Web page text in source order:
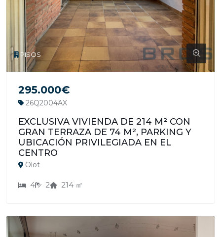
PISOS
295.000€
26Q2004AX
EXCLUSIVA VIVIENDA DE 214 M² CON
GRAN TERRAZA DE 74 M², PARKING Y
UBICACIÓN PRIVILEGIADA EN EL
CENTRO
Olot
4 2 214 ㎡